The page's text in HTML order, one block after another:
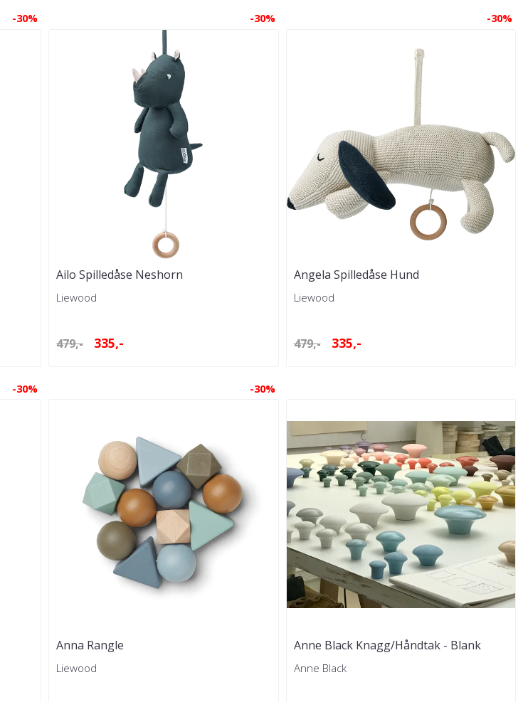
-30% -30%
Ailo Spilledåse Neshorn
Liewood
479,- 335,-
-30%
Angela Spilledåse Hund
Liewood
479,- 335,-
-30% -30%
Anna Rangle
Liewood
Anne Black Knagg/Håndtak - Blank
Anne Black